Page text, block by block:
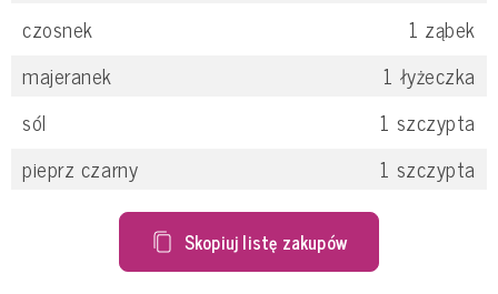
czosnek
1 ząbek
majeranek
1 łyżeczka
sól
1 szczypta
pieprz czarny
1 szczypta
Skopiuj listę zakupów